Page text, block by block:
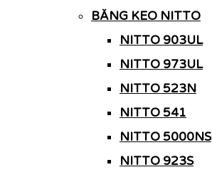
BĂNG KEO NITTO
NITTO 903UL
NITTO 973UL
NITTO 523N
NITTO 541
NITTO 5000NS
NITTO 923S